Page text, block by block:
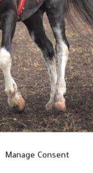
Manage Consent